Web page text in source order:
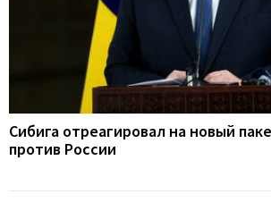
Сибига отреагировал на новый
против России